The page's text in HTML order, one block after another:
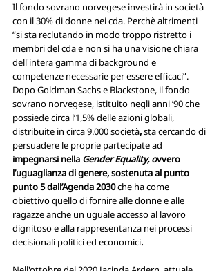
Il fondo sovrano norvegese investirà in società
con il 30% di donne nei cda. Perchè altrimenti
“si sta reclutando in modo troppo ristretto i
membri del cda e non si ha una visione chiara
dell'intera gamma di background e
competenze necessarie per essere efficaci”.
Dopo Goldman Sachs e Blackstone, il fondo
sovrano norvegese, istituito negli anni ’90 che
possiede circa l’1,5% delle azioni globali,
distribuite in circa 9.000 società, sta cercando di
persuadere le proprie partecipate ad
impegnarsi nella Gender Equality, ovvero
l’uguaglianza di genere, sostenuta al punto
punto 5 dall’Agenda 2030 che ha come
obiettivo quello di fornire alle donne e alle
ragazze anche un uguale accesso al lavoro
dignitoso e alla rappresentanza nei processi
decisionali politici ed economici.